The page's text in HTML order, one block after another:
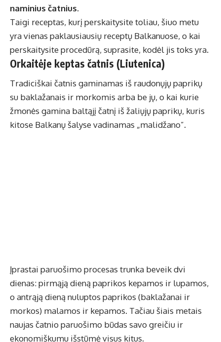
naminius čatnius.
Taigi receptas, kurį perskaitysite toliau, šiuo metu
yra vienas paklausiausių receptų Balkanuose, o kai
perskaitysite procedūrą, suprasite, kodėl jis toks yra.
Orkaitėje keptas čatnis (Liutenica)
Tradiciškai čatnis gaminamas iš raudonųjų paprikų
su baklažanais ir morkomis arba be jų, o kai kurie
žmonės gamina baltąjį čatnį iš žaliųjų paprikų, kuris
kitose Balkanų šalyse vadinamas „malidžano”.
Įprastai paruošimo procesas trunka beveik dvi
dienas: pirmąją dieną paprikos kepamos ir lupamos,
o antrąją dieną nuluptos paprikos (baklažanai ir
morkos) malamos ir kepamos. Tačiau šiais metais
naujas čatnio paruošimo būdas savo greičiu ir
ekonomiškumu išstūmė visus kitus.